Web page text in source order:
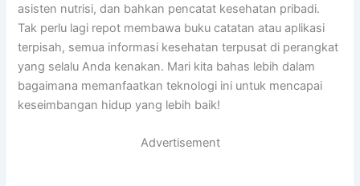
asisten nutrisi, dan bahkan pencatat kesehatan pribadi.
Tak perlu lagi repot membawa buku catatan atau aplikasi
terpisah, semua informasi kesehatan terpusat di perangkat
yang selalu Anda kenakan. Mari kita bahas lebih dalam
bagaimana memanfaatkan teknologi ini untuk mencapai
keseimbangan hidup yang lebih baik!
Advertisement